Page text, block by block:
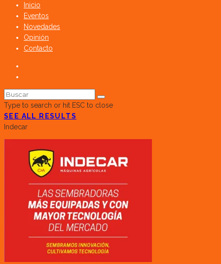
Inicio
Eventos
Novedades
Opinión
Contacto
Type to search or hit ESC to close
SEE ALL RESULTS
Indecar